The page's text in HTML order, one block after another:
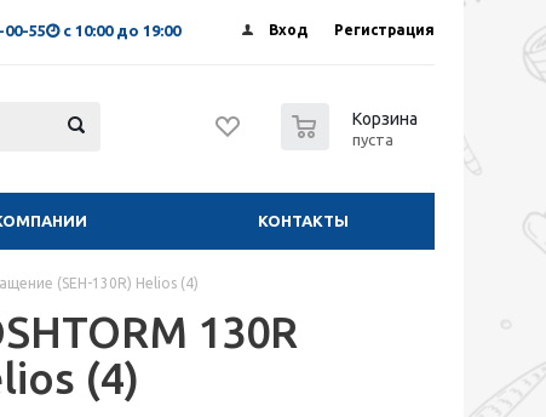
Вход Регистрация
00-55 с 10:00 до 19:00
Корзина
пуста
КОНТАКТЫ
(SEH-130R) Helios (4)
130R
(4)